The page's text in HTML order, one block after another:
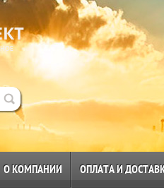
О КОМПАНИИ ОПЛАТА И